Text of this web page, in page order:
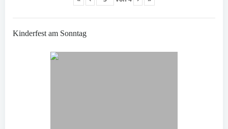
Kinderfest am Sonntag